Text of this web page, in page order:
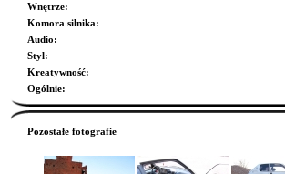
Wnętrze:
Komora silnika:
Audio:
Styl:
Kreatywność:
Ogólnie:
Pozostałe fotografie